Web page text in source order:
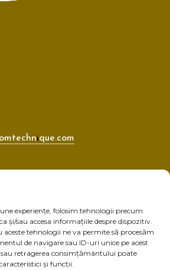
experiențe, folosim tehnologii precum
și/sau accesa informațiile despre dispozitiv.
tehnologii ne va permite să procesăm
de navigare sau ID-uri unice pe acest
retragerea consimțământului poate
și funcții.